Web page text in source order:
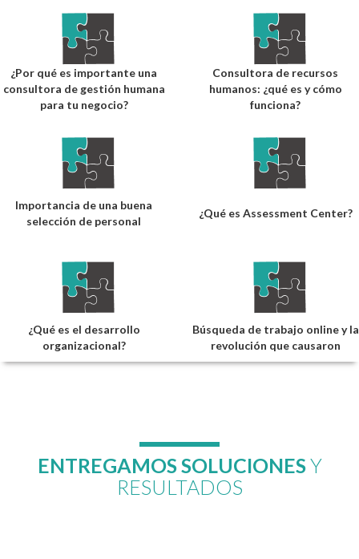
¿Por qué es importante una
consultora de gestión humana
para tu negocio?
Consultora de recursos
humanos: ¿qué es y cómo
funciona?
Importancia de una buena
selección de personal
¿Qué es Assessment Center?
¿Qué es el desarrollo
organizacional?
Búsqueda de trabajo online y la
revolución que causaron
ENTREGAMOS SOLUCIONESY
RESULTADOS